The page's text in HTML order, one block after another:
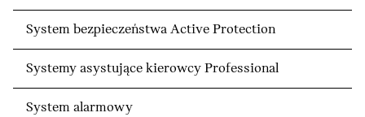
System bezpieczeństwa Active Protection
Systemy asystujące kierowcy Professional
System alarmowy